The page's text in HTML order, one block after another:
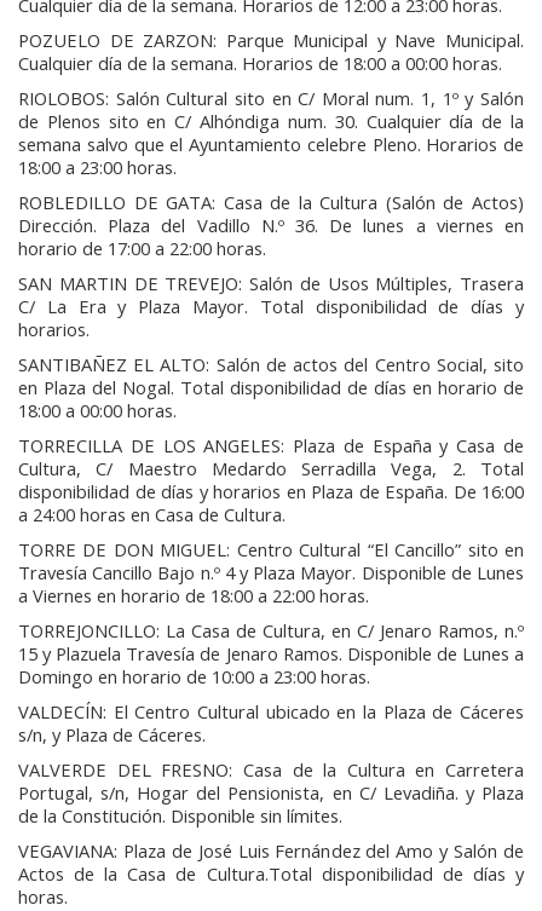
Cualquier día de la semana. Horarios de 12:00 a 23:00 horas.
POZUELO DE ZARZON: Parque Municipal y Nave Municipal.
Cualquier día de la semana. Horarios de 18:00 a 00:00 horas.
RIOLOBOS: Salón Cultural sito en C/ Moral num. 1, 1º y Salón
de Plenos sito en C/ Alhóndiga num. 30. Cualquier día de la
semana salvo que el Ayuntamiento celebre Pleno. Horarios de
18:00 a 23:00 horas.
ROBLEDILLO DE GATA: Casa de la Cultura (Salón de Actos)
Dirección. Plaza del Vadillo N.º 36. De lunes a viernes en
horario de 17:00 a 22:00 horas.
SAN MARTIN DE TREVEJO: Salón de Usos Múltiples, Trasera
C/ La Era y Plaza Mayor. Total disponibilidad de días y
horarios.
SANTIBAÑEZ EL ALTO: Salón de actos del Centro Social, sito
en Plaza del Nogal. Total disponibilidad de días en horario de
18:00 a 00:00 horas.
TORRECILLA DE LOS ANGELES: Plaza de España y Casa de
Cultura, C/ Maestro Medardo Serradilla Vega, 2. Total
disponibilidad de días y horarios en Plaza de España. De 16:00
a 24:00 horas en Casa de Cultura.
TORRE DE DON MIGUEL: Centro Cultural “El Cancillo” sito en
Travesía Cancillo Bajo n.º 4 y Plaza Mayor. Disponible de Lunes
a Viernes en horario de 18:00 a 22:00 horas.
TORREJONCILLO: La Casa de Cultura, en C/ Jenaro Ramos, n.º
15 y Plazuela Travesía de Jenaro Ramos. Disponible de Lunes a
Domingo en horario de 10:00 a 23:00 horas.
VALDECÍN: El Centro Cultural ubicado en la Plaza de Cáceres
s/n, y Plaza de Cáceres.
VALVERDE DEL FRESNO: Casa de la Cultura en Carretera
Portugal, s/n, Hogar del Pensionista, en C/ Levadiña. y Plaza
de la Constitución. Disponible sin límites.
VEGAVIANA: Plaza de José Luis Fernández del Amo y Salón de
Actos de la Casa de Cultura.Total disponibilidad de días y
horas.